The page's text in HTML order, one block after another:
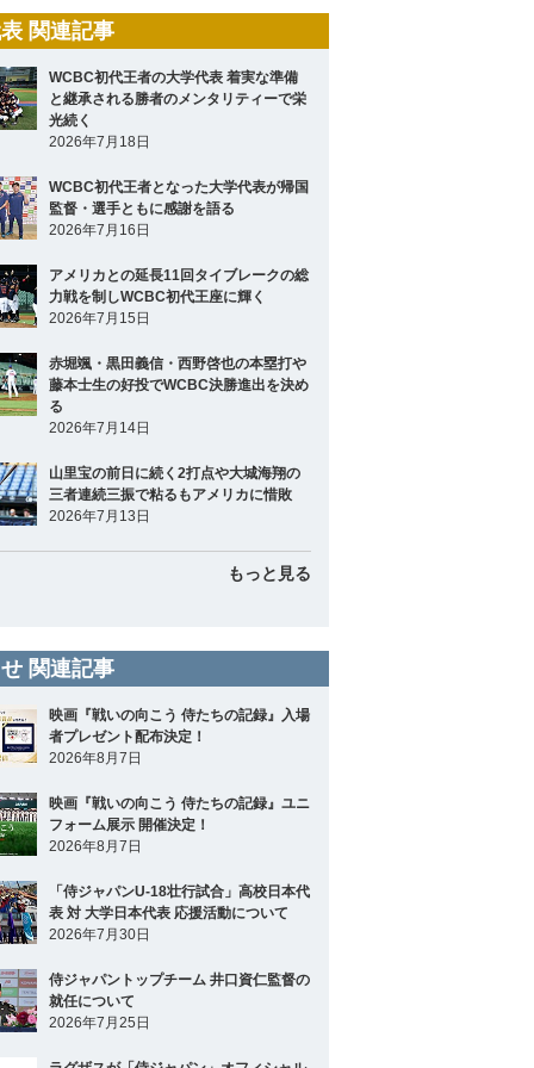
関連記事
WCBC初代王者の大学代表 着実な準備
と継承される勝者のメンタリティーで栄
光続く
2026年7月18日
WCBC初代王者となった大学代表が帰国
監督・選手ともに感謝を語る
2026年7月16日
アメリカとの延長11回タイブレークの総
力戦を制しWCBC初代王座に輝く
2026年7月15日
赤堀颯・黒田義信・西野啓也の本塁打や
藤本士生の好投でWCBC決勝進出を決め
る
2026年7月14日
山里宝の前日に続く2打点や大城海翔の
三者連続三振で粘るもアメリカに惜敗
2026年7月13日
もっと見る
関連記事
映画『戦いの向こう 侍たちの記録』入場
者プレゼント配布決定！
2026年8月7日
映画『戦いの向こう 侍たちの記録』ユニ
フォーム展示 開催決定！
2026年8月7日
「侍ジャパンU-18壮行試合」高校日本代
表 対 大学日本代表 応援活動について
2026年7月30日
侍ジャパントップチーム 井口資仁監督の
就任について
2026年7月25日